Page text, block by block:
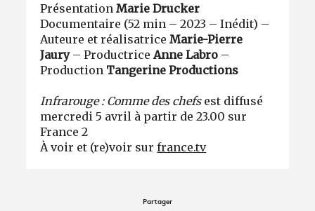
PrésentationMarie Drucker
Documentaire (52 min – 2023 – Inédit) –
Auteure et réalisatriceMarie-Pierre
Jaury – Productrice Anne Labro –
Production Tangerine Productions
Infrarouge : Comme des chefsest diffusé
mercredi 5 avril à partir de 23.00 sur
France 2
À voir et (re)voir surfrance.tv
Partager